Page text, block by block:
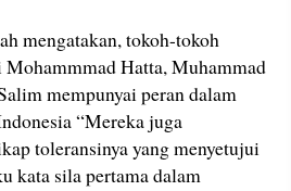
mengatakan, tokoh-tokoh
Mohammmad Hatta, Muhammad
mempunyai peran dalam
“Mereka juga
toleransinya yang menyetujui
kata sila pertama dalam